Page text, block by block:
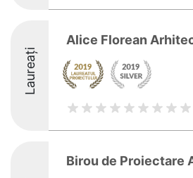
Laureați
Alice Florean
Birou de Proiectare